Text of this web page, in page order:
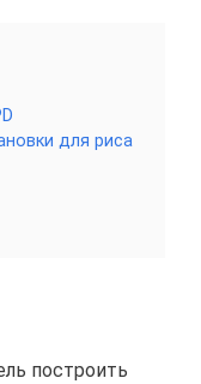
для риса
построить